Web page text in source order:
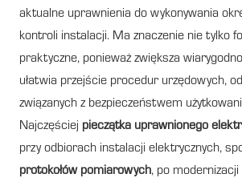
aktualne uprawnienia do wykonywania
kontroli instalacji. Ma znaczenie nie tylko
praktyczne, ponieważ zwiększa
ułatwia przejście procedur urzędowych,
związanych z bezpieczeństwem
Najczęściej pieczątka uprawnionego
przy odbiorach instalacji elektrycznych,
protokołów pomiarowych, po